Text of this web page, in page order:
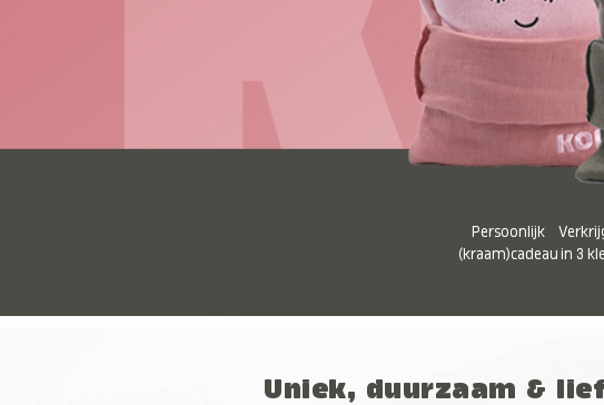
Persoonlijk
(kraam)cadeau in 3
Uniek, duurzaam &